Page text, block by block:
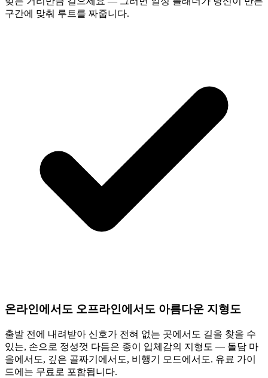
구간에 맞춰 루트를 짜줍니다.
온라인에서도 오프라인에서도 아름다운 지형도
출발 전에 내려받아 신호가 전혀 없는 곳에서도 길을 찾을 수
있는, 손으로 정성껏 다듬은 종이 입체감의 지형도 — 돌담 마
을에서도, 깊은 골짜기에서도, 비행기 모드에서도. 유료 가이
드에는 무료로 포함됩니다.